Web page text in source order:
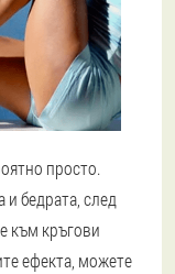
просто.
и бедрата, след
към кръгови
ефекта, можете